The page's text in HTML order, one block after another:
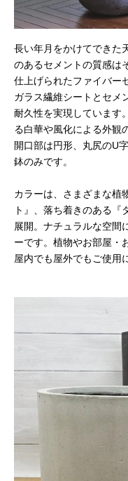
長い年月をかけてできた
のあるセメントの質感は
仕上げられたファイバー
ガラス繊維シートとセメ
耐久性を実現しています
る白華や風化による外観
開口部は円形、丸尻のU
鉢のみです。
カラーは、さまざまな植
ト』、落ち着きのある
展開。ナチュラルな空間
ーです。植物やお部屋・
屋内でも屋外でもご使用